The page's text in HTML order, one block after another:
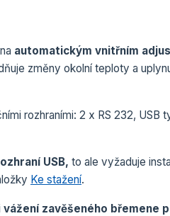
automatickým vnitřním
změny okolní teploty a
rozhraními: 2 x RS 232, USB
USB, to ale vyžaduje
Ke stažení.
vážení zavěšeného břemene